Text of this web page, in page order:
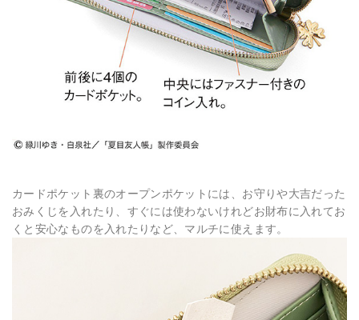
カードポケット裏のオープンポケットには、お守りや大吉だった
おみくじを入れたり、すぐには使わないけれどお財布に入れてお
くと安心なものを入れたりなど、マルチに使えます。